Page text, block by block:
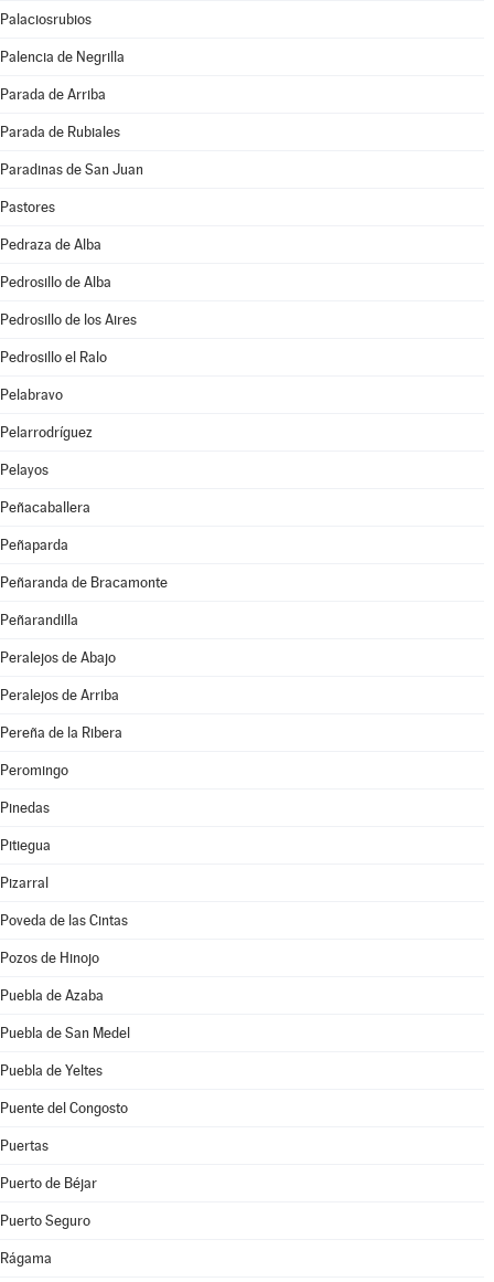
Palaciosrubios
Palencia de Negrilla
Parada de Arriba
Parada de Rubiales
Paradinas de San Juan
Pastores
Pedraza de Alba
Pedrosillo de Alba
Pedrosillo de los Aires
Pedrosillo el Ralo
Pelabravo
Pelarrodríguez
Pelayos
Peñacaballera
Peñaparda
Peñaranda de Bracamonte
Peñarandilla
Peralejos de Abajo
Peralejos de Arriba
Pereña de la Ribera
Peromingo
Pinedas
Pitiegua
Pizarral
Poveda de las Cintas
Pozos de Hinojo
Puebla de Azaba
Puebla de San Medel
Puebla de Yeltes
Puente del Congosto
Puertas
Puerto de Béjar
Puerto Seguro
Rágama